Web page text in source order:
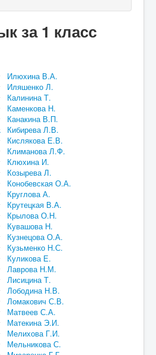
за 1 класс
Илюхина В.А.
Иляшенко Л.
Калинина Т.
Каменкова Н.
Канакина В.П.
Кибирева Л.В.
Кислякова Е.В.
Климанова Л.Ф.
Клюхина И.
Козырева Л.
Конобевская О.А.
Круглова А.
Крутецкая В.А.
Крылова О.Н.
Кувашова Н.
Кузнецова О.А.
Кузьменко Н.С.
Куликова Е.
Лаврова Н.М.
Лисицина Т.
Лободина Н.В.
Ломакович С.В.
Матвеев С.А.
Матекина Э.И.
Мелихова Г.И.
Мельникова С.